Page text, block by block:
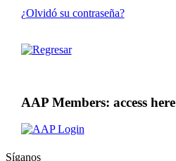
¿Olvidó su contraseña?
AAP Members: access here
Síganos